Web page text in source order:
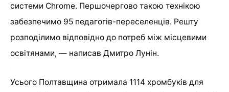
системи Chrome. Першочергово такою технікою
забезпечимо 95 педагогів-переселенців. Решту
розподілимо відповідно до потреб між місцевими
освітянами, — написав Дмитро Лунін.
Усього Полтавщина отримала 1114 хромбуків для